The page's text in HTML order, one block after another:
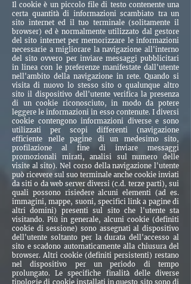
Il cookie è un piccolo file di testo contenente una
certa quantità di informazioni scambiato tra un
sito internet ed il tuo terminale (solitamente il
browser) ed è normalmente utilizzato dal gestore
del sito internet per memorizzare le informazioni
necessarie a migliorare la navigazione all'interno
del sito ovvero per inviare messaggi pubblicitari
in linea con le preferenze manifestate dall'utente
nell'ambito della navigazione in rete. Quando si
visita di nuovo lo stesso sito o qualunque altro
sito il dispositivo dell'utente verifica la presenza
di un cookie riconosciuto, in modo da potere
leggere le informazioni in esso contenute. I diversi
cookie contengono informazioni diverse e sono
utilizzati per scopi differenti (navigazione
efficiente nelle pagine di un medesimo sito,
profilazione al fine di inviare messaggi
promozionali mirati, analisi sul numero delle
visite al sito). Nel corso della navigazione l'utente
può ricevere sul suo terminale anche cookie inviati
da siti o da web server diversi (c.d. terze parti), sui
quali possono risiedere alcuni elementi (ad es.
immagini, mappe, suoni, specifici link a pagine di
altri domini) presenti sul sito che l'utente sta
visitando. Più in generale, alcuni cookie (definiti
cookie di sessione) sono assegnati al dispositivo
dell'utente soltanto per la durata dell'accesso al
sito e scadono automaticamente alla chiusura del
browser. Altri cookie (definiti persistenti) restano
nel dispositivo per un periodo di tempo
prolungato. Le specifiche finalità delle diverse
tipologie di cookie installati in questo sito sono di